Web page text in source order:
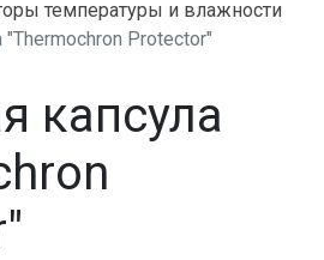
температуры и влажности
Protector"
капсула